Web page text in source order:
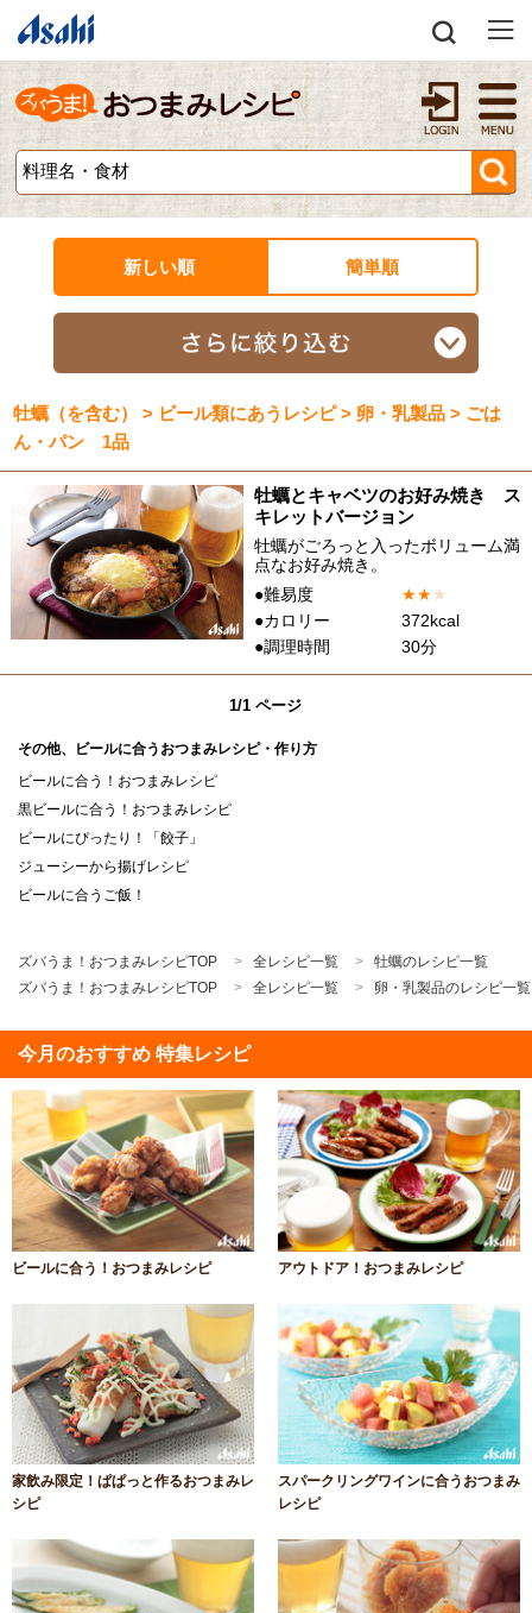
新しい順 簡単順
牡蠣（を含む） > ビール類にあうレシピ > 卵・乳製品 > ごは
ん・パン 1品
牡蠣とキャベツのお好み焼き ス
キレットバージョン
牡蠣がごろっと入ったボリューム満
点なお好み焼き。
●難易度
★★★
●カロリー
372kcal
●調理時間
30分
1/1 ページ
その他、ビールに合うおつまみレシピ・作り方
ビールに合う！おつまみレシピ
黒ビールに合う！おつまみレシピ
ビールにぴったり！「餃子」
ジューシーから揚げレシピ
ビールに合うご飯！
ズバうま！おつまみレシピTOP 全レシピ一覧
牡蠣のレシピ一覧
ズバうま！おつまみレシピTOP
全レシピ一覧 卵・乳製品のレシピ一覧
今月のおすすめ 特集レシピ
ビールに合う！おつまみレシピ アウトドア！おつまみレシピ
家飲み限定！ぱぱっと作るおつまみレ
シピ
スパークリングワインに合うおつまみ
レシピ